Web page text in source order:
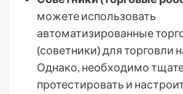
можете использовать
автоматизированные
(советники) для торговли
Однако, необходимо
протестировать и